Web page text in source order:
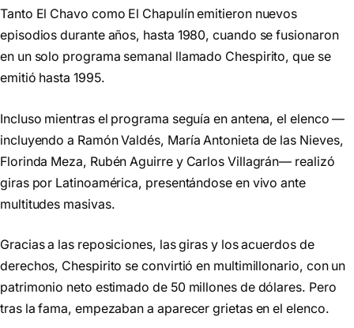
Tanto El Chavo como El Chapulín emitieron nuevos
episodios durante años, hasta 1980, cuando se fusionaron
en un solo programa semanal llamado Chespirito, que se
emitió hasta 1995.
Incluso mientras el programa seguía en antena, el elenco —
incluyendo a Ramón Valdés, María Antonieta de las Nieves,
Florinda Meza, Rubén Aguirre y Carlos Villagrán— realizó
giras por Latinoamérica, presentándose en vivo ante
multitudes masivas.
Gracias a las reposiciones, las giras y los acuerdos de
derechos, Chespirito se convirtió en multimillonario, con un
patrimonio neto estimado de 50 millones de dólares. Pero
tras la fama, empezaban a aparecer grietas en el elenco.